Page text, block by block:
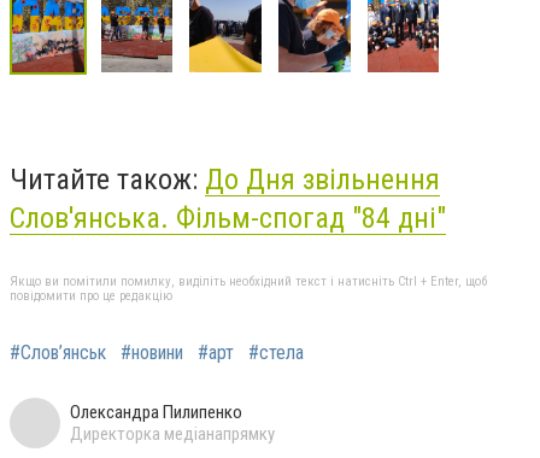
Читайте також: До Дня звільнення
Слов'янська. Фільм-спогад "84 дні"
Якщо ви помітили помилку, виділіть необхідний текст і натисніть Ctrl + Enter, щоб
повідомити про це редакцію
#Слов’янськ #новини #арт #стела
Олександра Пилипенко
Директорка медіанапрямку